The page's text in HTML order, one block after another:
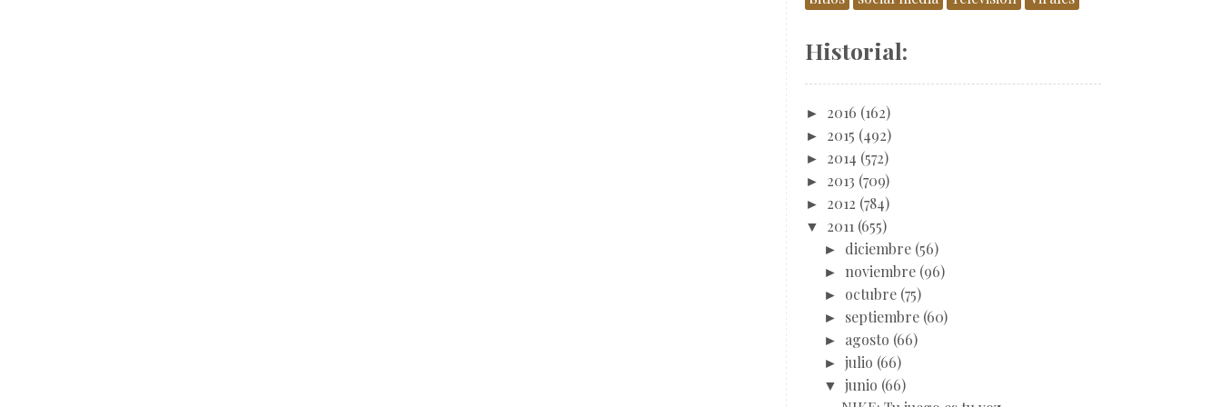
Historial:
► 2016 (162)
► 2015 (492)
► 2014 (572)
► 2013 (709)
► 2012 (784)
▼ 2011 (655)
► diciembre (56)
► noviembre (96)
► octubre (75)
► septiembre (60)
► agosto (66)
► julio (66)
▼ junio (66)